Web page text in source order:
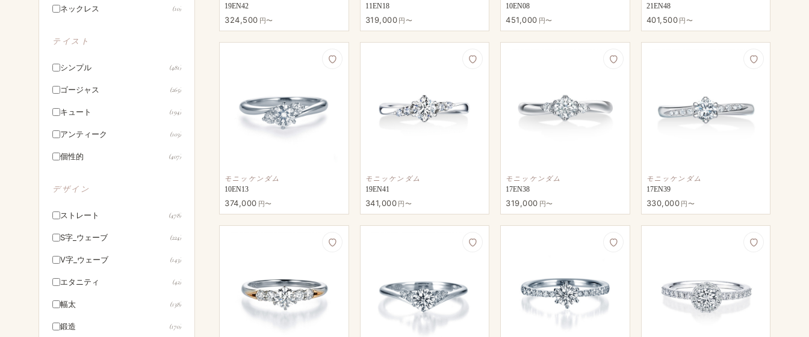
ネックレス (10)
テイスト
シンプル (481)
ゴージャス (265)
キュート (194)
アンティーク (103)
個性的 (407)
デザイン
ストレート (478)
S字_ウェーブ (224)
V字_ウェーブ (143)
エタニティ (42)
幅太 (138)
鍛造 (170)
19EN42
324,500 円〜
11EN18
319,000 円〜
10EN08
451,000 円〜
21EN48
401,500 円〜
モニッケンダム
10EN13
374,000 円〜
モニッケンダム
19EN41
341,000 円〜
モニッケンダム
17EN38
319,000 円〜
モニッケンダム
17EN39
330,000 円〜